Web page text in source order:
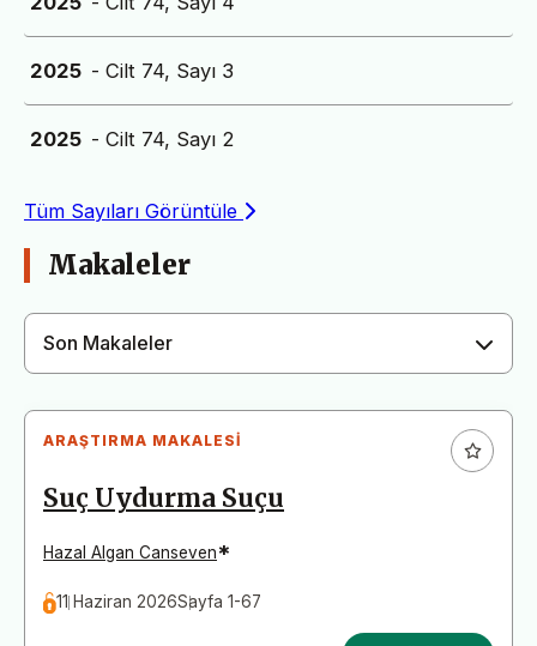
2025 - Cilt 74, Sayı 3
2025 - Cilt 74, Sayı 2
Tüm Sayıları Görüntüle
Makaleler
Son Makaleler
ARAŞTIRMA MAKALESI
Suç Uydurma Suçu
Hazal Algan Canseven*
11 Haziran 2026Sayfa 1-67